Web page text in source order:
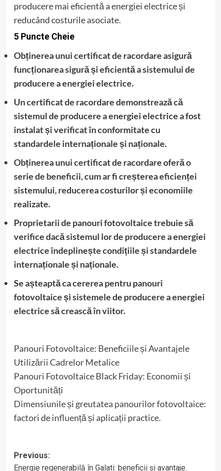
producere mai eficientă a energiei electrice și
reducând costurile asociate.
5 Puncte Cheie
Obținerea unui certificat de racordare asigură
funcționarea sigură și eficientă a sistemului de
producere a energiei electrice.
Un certificat de racordare demonstrează că
sistemul de producere a energiei electrice a fost
instalat și verificat în conformitate cu
standardele internaționale și naționale.
Obținerea unui certificat de racordare oferă o
serie de beneficii, cum ar fi creșterea eficienței
sistemului, reducerea costurilor și economiile
realizate.
Proprietarii de panouri fotovoltaice trebuie să
verifice dacă sistemul lor de producere a energiei
electrice îndeplinește condițiile și standardele
internaționale și naționale.
Se așteaptă ca cererea pentru panouri
fotovoltaice și sistemele de producere a energiei
electrice să crească în viitor.
Panouri Fotovoltaice: Beneficiile și Avantajele
Utilizării Cadrelor Metalice
Panouri Fotovoltaice Black Friday: Economii și
Oportunități
Dimensiunile și greutatea panourilor fotovoltaice:
factori de influență și aplicații practice.
Post
Previous:
Energie regenerabilă în Galati: beneficii și avantaje.